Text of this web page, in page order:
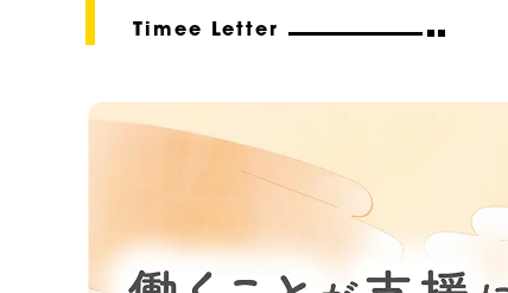
Timee Letter